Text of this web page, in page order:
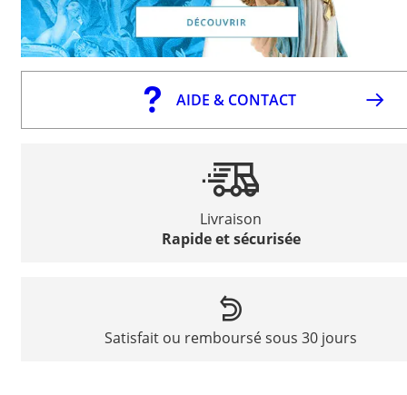
AIDE & CONTACT
Livraison
Rapide et sécurisée
Satisfait ou remboursé sous 30 jours